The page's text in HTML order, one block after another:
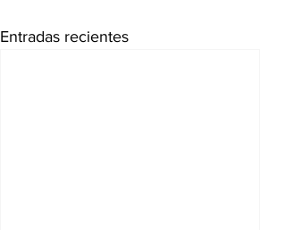
Entradas recientes